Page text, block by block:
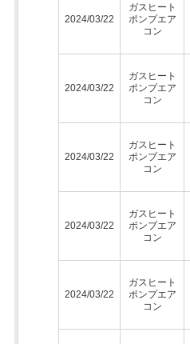
2024/03/22
ガスヒート
ポンプエア
コン
2024/03/22
ガスヒート
ポンプエア
コン
2024/03/22
ガスヒート
ポンプエア
コン
2024/03/22
ガスヒート
ポンプエア
コン
2024/03/22
ガスヒート
ポンプエア
コン